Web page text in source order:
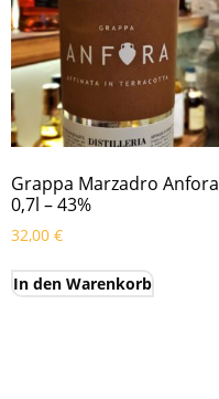
Grappa Marzadro Anfora
0,7l – 43%
32,00 €
In den Warenkorb